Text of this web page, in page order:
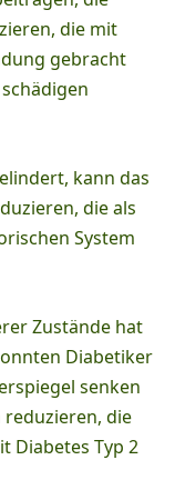
die mit
gebracht
kann das
die als
System
Zustände hat
Diabetiker
senken
die
Diabetes Typ 2